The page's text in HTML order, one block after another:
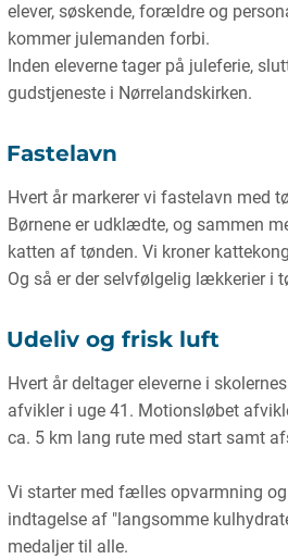
elever, søskende, forældre og
kommer julemanden forbi.
Inden eleverne tager på juleferie,
gudstjeneste i Nørrelandskirken.
Fastelavn
Hvert år markerer vi fastelavn med
Børnene er udklædte, og sammen
katten af tønden. Vi kroner
Og så er der selvfølgelig lækkerier i
Udeliv og frisk luft
Hvert år deltager eleverne i
afvikler i uge 41. Motionsløbet
ca. 5 km lang rute med start samt
Vi starter med fælles opvarmning
indtagelse af "langsomme
medaljer til alle.